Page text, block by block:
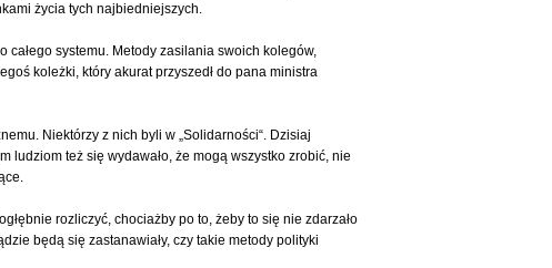
życia tych najbiedniejszych.
systemu. Metody zasilania swoich kolegów,
koleżki, który akurat przyszedł do pana ministra
Niektórzy z nich byli w „Solidarności“. Dzisiaj
ludziom też się wydawało, że mogą wszystko zrobić, nie
rozliczyć, chociażby po to, żeby to się nie zdarzało
będą się zastanawiały, czy takie metody polityki